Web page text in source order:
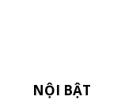
NỘI BẬT